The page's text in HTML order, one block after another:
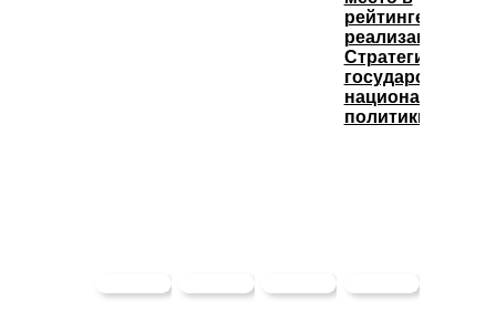
рейтинге
реализации
Стратегии
национальной
политики